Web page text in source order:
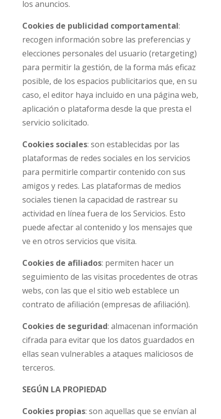
los anuncios.
Cookies de publicidad comportamental:
recogen información sobre las preferencias y
elecciones personales del usuario (retargeting)
para permitir la gestión, de la forma más eficaz
posible, de los espacios publicitarios que, en su
caso, el editor haya incluido en una página web,
aplicación o plataforma desde la que presta el
servicio solicitado.
Cookies sociales: son establecidas por las
plataformas de redes sociales en los servicios
para permitirle compartir contenido con sus
amigos y redes. Las plataformas de medios
sociales tienen la capacidad de rastrear su
actividad en línea fuera de los Servicios. Esto
puede afectar al contenido y los mensajes que
ve en otros servicios que visita.
Cookies de afiliados: permiten hacer un
seguimiento de las visitas procedentes de otras
webs, con las que el sitio web establece un
contrato de afiliación (empresas de afiliación).
Cookies de seguridad: almacenan información
cifrada para evitar que los datos guardados en
ellas sean vulnerables a ataques maliciosos de
terceros.
SEGÚN LA PROPIEDAD
Cookies propias: son aquellas que se envían al